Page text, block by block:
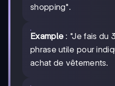
shopping".
Example : "Je fais du
phrase utile pour
achat de vêtements.